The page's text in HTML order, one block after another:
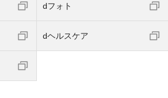
dフォト
dヘルスケア